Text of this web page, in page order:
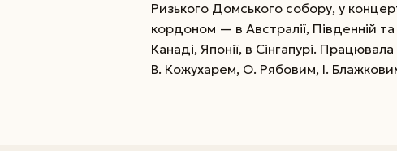
Ризького Домського собору, у
кордоном — в Австралії, Південній та
Канаді, Японії, в Сінгапурі.
В. Кожуха­рем, О. Рябовим, І.